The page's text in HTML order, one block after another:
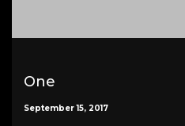
One
September 15, 2017